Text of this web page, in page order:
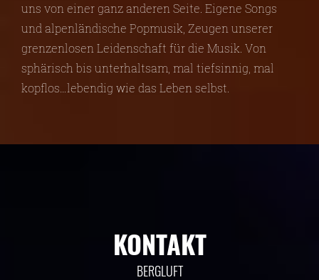
uns von einer ganz anderen Seite. Eigene Songs
und alpenländische Popmusik, Zeugen unserer
grenzenlosen Leidenschaft für die Musik. Von
sphärisch bis unterhaltsam, mal tiefsinnig, mal
kopflos…lebendig wie das Leben selbst.
KONTAKT
BERGLUFT